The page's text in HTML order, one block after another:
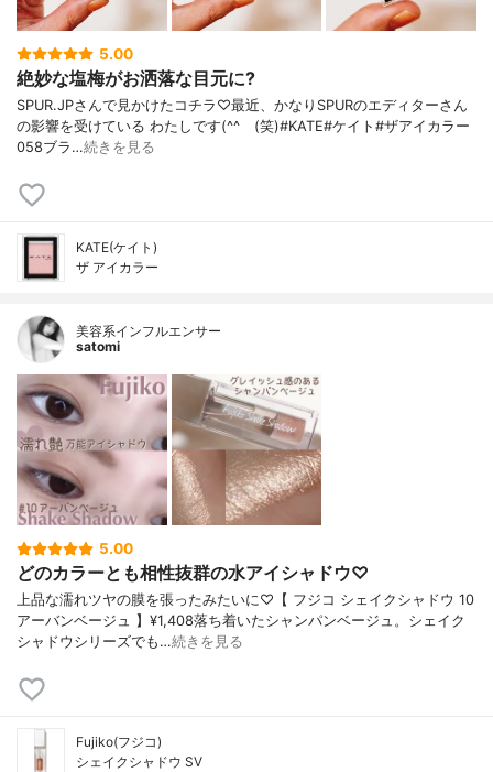
5.00
絶妙な塩梅がお洒落な目元に?
SPUR.JPさんで見かけたコチラ♡最近、かなりSPURのエディターさん
の影響を受けている わたしです(^^ゞ(笑)#KATE#ケイト#ザアイカラー
058ブラ…続きを見る
KATE(ケイト)
ザ アイカラー
美容系インフルエンサー
satomi
5.00
どのカラーとも相性抜群の水アイシャドウ♡
上品な濡れツヤの膜を張ったみたいに♡【 フジコ シェイクシャドウ 10
アーバンベージュ 】¥1,408落ち着いたシャンパンベージュ。シェイク
シャドウシリーズでも…続きを見る
Fujiko(フジコ)
シェイクシャドウ SV